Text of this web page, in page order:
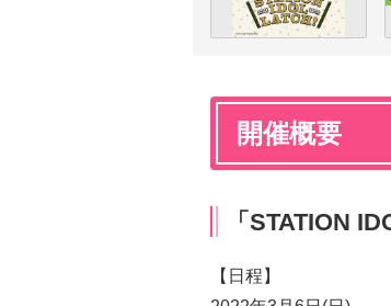
開催概要
「STATION
【日程】